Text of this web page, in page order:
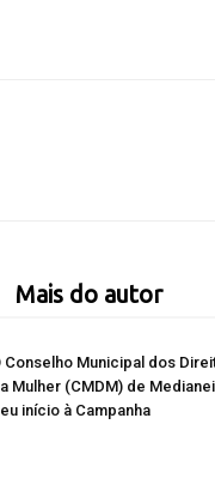
Mais do autor
Conselho Municipal dos
Mulher (CMDM) de
início à Campanha